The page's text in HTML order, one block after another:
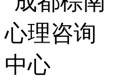
费
成都心理医院